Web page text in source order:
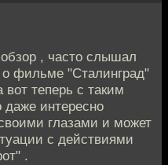
, часто слышал
фильме "Сталинград"
теперь с таким
даже интересно
глазами и может
с действиями
.